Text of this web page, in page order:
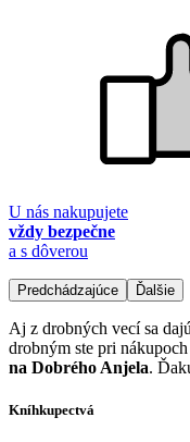
U nás nakupujete
vždy bezpečne
a s dôverou
Predchádzajúce Ďalšie
Aj z drobných vecí sa
drobným ste pri
na Dobrého Anjela.
Kníhkupectvá